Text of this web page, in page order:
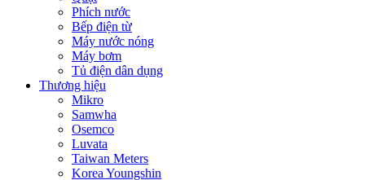
Phích nước
Bếp điện từ
Máy nước nóng
Máy bơm
Tủ điện dân dụng
Thương hiệu
Mikro
Samwha
Osemco
Luvata
Taiwan Meters
Korea Youngshin